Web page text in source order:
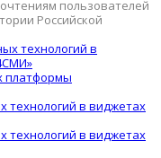
пользователей
Российской
технологий в
платформы
технологий в виджетах
технологий в виджетах